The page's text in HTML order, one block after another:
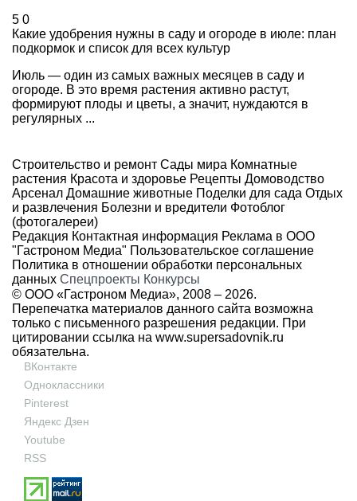
5 0
Какие удобрения нужны в саду и огороде в июле: план
подкормок и список для всех культур
Июль — один из самых важных месяцев в саду и
огороде. В это время растения активно растут,
формируют плоды и цветы, а значит, нуждаются в
регулярных ...
Строительство и ремонт Сады мира Комнатные
растения Красота и здоровье Рецепты Домоводство
Арсенал Домашние животные Поделки для сада Отдых
и развлечения Болезни и вредители Фотоблог
(фотогалереи)
Редакция Контактная информация Реклама в ООО
"Гастроном Медиа" Пользовательское соглашение
Политика в отношении обработки персональных
данных Спецпроекты Конкурсы
© ООО «Гастроном Медиа», 2008 – 2026.
Перепечатка материалов данного сайта возможна
только с письменного разрешения редакции. При
цитировании ссылка на www.supersadovnik.ru
обязательна.
ВКонтакте
Одноклассники
Pinterest
Яндекс Дзен
Youtube
RSS